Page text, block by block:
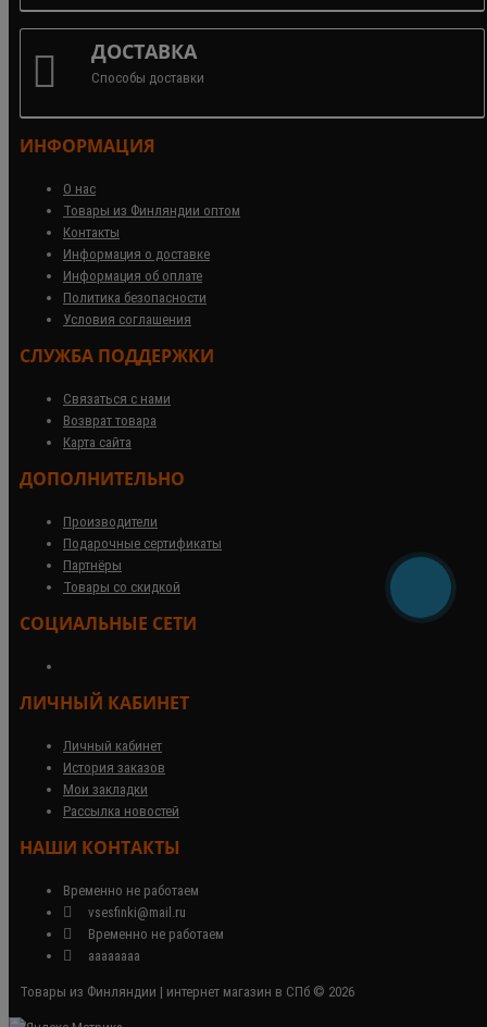
ДОСТАВКА
Способы доставки
ИНФОРМАЦИЯ
О нас
Товары из Финляндии оптом
Контакты
Информация о доставке
Информация об оплате
Политика безопасности
Условия соглашения
СЛУЖБА ПОДДЕРЖКИ
Связаться с нами
Возврат товара
Карта сайта
ДОПОЛНИТЕЛЬНО
Производители
Подарочные сертификаты
Партнёры
Товары со скидкой
СОЦИАЛЬНЫЕ СЕТИ
ЛИЧНЫЙ КАБИНЕТ
Личный кабинет
История заказов
Мои закладки
Рассылка новостей
НАШИ КОНТАКТЫ
Временно не работаем
vsesfinki@mail.ru
Временно не работаем
аааааааа
Товары из Финляндии | интернет магазин в СПб © 2026